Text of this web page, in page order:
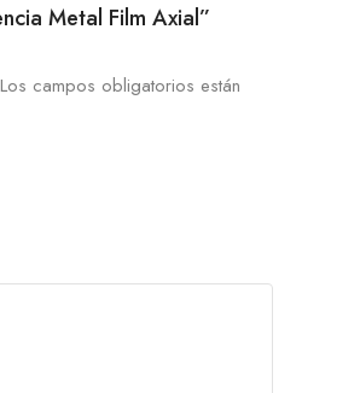
Metal Film Axial”
Los campos obligatorios están